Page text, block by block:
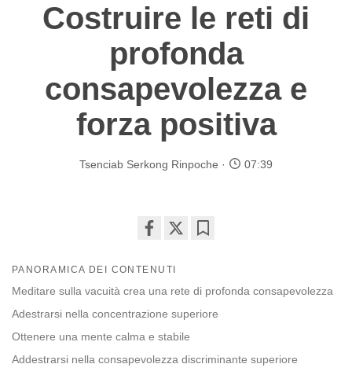
Costruire le reti di
profonda
consapevolezza e
forza positiva
Tsenciab Serkong Rinpoche 07:39
on
facebook
PANORAMICA DEI CONTENUTI
Meditare sulla vacuità crea una rete di profonda consapevolezza
Adestrarsi nella concentrazione superiore
Ottenere una mente calma e stabile
Addestrarsi nella consapevolezza discriminante superiore